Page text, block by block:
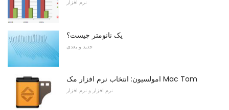
نرم افزار
یک نانومتر چیست؟
جدید و بعدی
امولسیون: انتخاب نرم افزار مک Mac Tom
نرم افزار و نرم افزار